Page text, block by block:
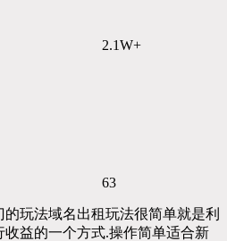
2.1W+
63
玩法域名出租玩法很简单就是利
益的一个方式.操作简单适合新